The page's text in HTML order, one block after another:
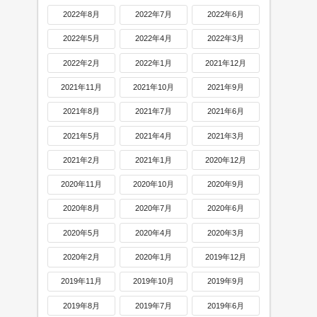
2022年8月 2022年7月 2022年6月
2022年5月 2022年4月 2022年3月
2022年2月 2022年1月 2021年12月
2021年11月 2021年10月 2021年9月
2021年8月 2021年7月 2021年6月
2021年5月 2021年4月 2021年3月
2021年2月 2021年1月 2020年12月
2020年11月 2020年10月 2020年9月
2020年8月 2020年7月 2020年6月
2020年5月 2020年4月 2020年3月
2020年2月 2020年1月 2019年12月
2019年11月 2019年10月 2019年9月
2019年8月 2019年7月 2019年6月